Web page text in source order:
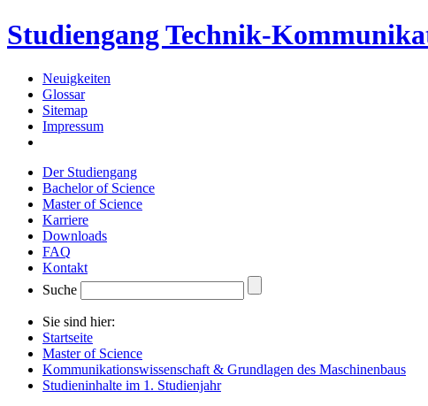
Studiengang Technik-
Neuigkeiten
Glossar
Sitemap
Impressum
Der Studiengang
Bachelor of Science
Master of Science
Karriere
Downloads
FAQ
Kontakt
Suche
Sie sind hier:
Startseite
Master of Science
Kommunikationswissenschaft & Grundlagen des Maschinenbaus
Studieninhalte im 1. Studienjahr